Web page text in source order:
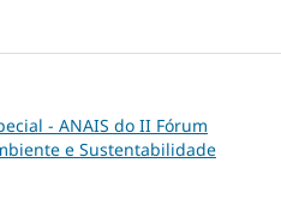
- ANAIS do II Fórum
e Sustentabilidade